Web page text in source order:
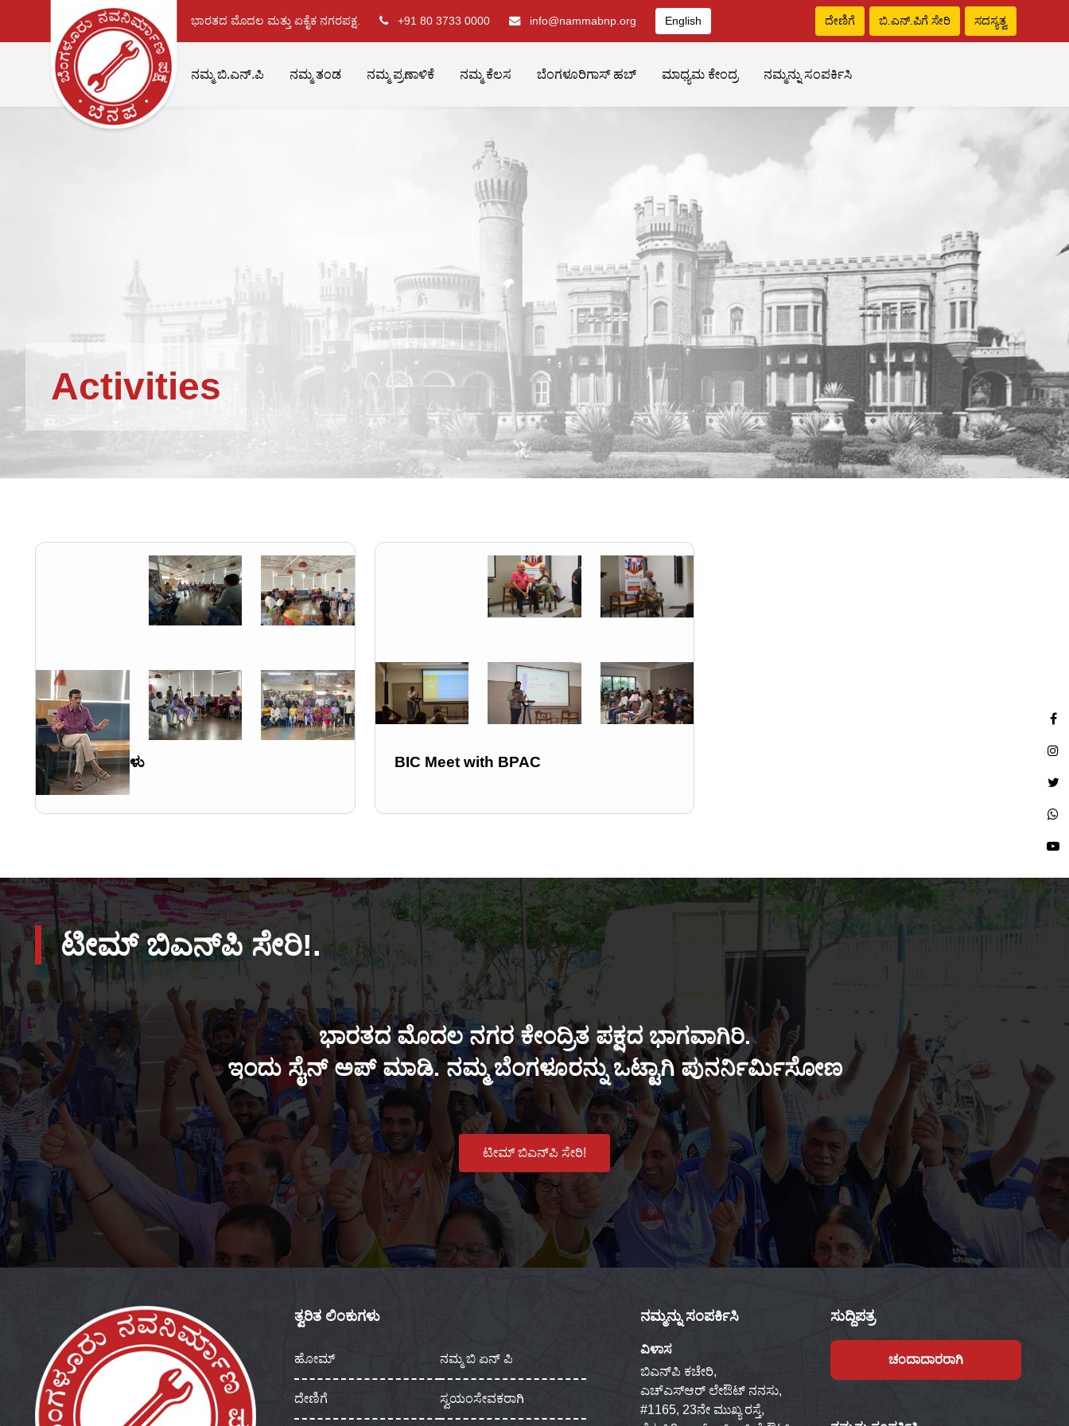
ಭಾರತದ ಮೊದಲ ಮತ್ತು ಏಕೈಕ ನಗರಪಕ್ಷ. +91 80 3733 0000 info@nammabnp.org English ದೇಣಿಗೆ ಬಿ.ಎನ್‌.ಪಿಗೆ ಸೇರಿ ಸದಸ್ಯತ್ವ
ನಮ್ಮ ಬಿ.ಎನ್.ಪಿ ನಮ್ಮ ತಂಡ ನಮ್ಮ ಪ್ರಣಾಳಿಕೆ ನಮ್ಮ ಕೆಲಸ ಬೆಂಗಳೂರಿಗಾಸ್ ಹಬ್ ಮಾಧ್ಯಮ ಕೇಂದ್ರ ನಮ್ಮನ್ನು ಸಂಪರ್ಕಿಸಿ
Activities
ಪ್ರದೇಶ ಸಭೆಗಳು BIC Meet with BPAC
ಟೀಮ್ ಬಿಎನ್‌ಪಿ ಸೇರಿ!.
ಭಾರತದ ಮೊದಲ ನಗರ ಕೇಂದ್ರಿತ ಪಕ್ಷದ ಭಾಗವಾಗಿರಿ.
ಇಂದು ಸೈನ್ ಅಪ್ ಮಾಡಿ. ನಮ್ಮ ಬೆಂಗಳೂರನ್ನು ಒಟ್ಟಾಗಿ ಪುನರ್ನಿರ್ಮಿಸೋಣ
ಟೀಮ್ ಬಿಎನ್‌ಪಿ ಸೇರಿ!
ತ್ವರಿತ ಲಿಂಕುಗಳು
ಹೋಮ್ ನಮ್ಮ ಬಿ ಏನ್ ಪಿ
ದೇಣಿಗೆ ಸ್ವಯಂಸೇವಕರಾಗಿ
ನಮ್ಮನ್ನು ಸಂಪರ್ಕಿಸಿ
ವಿಳಾಸ
ಬಿಎನ್‌ಪಿ ಕಚೇರಿ,
ಎಚ್‌ಎಸ್‌ಆರ್ ಲೇಔಟ್ ನನಸು,
#1165, 23ನೇ ಮುಖ್ಯ ರಸ್ತೆ,
ಸುದ್ದಿಪತ್ರ
ಚಂದಾದಾರರಾಗಿ